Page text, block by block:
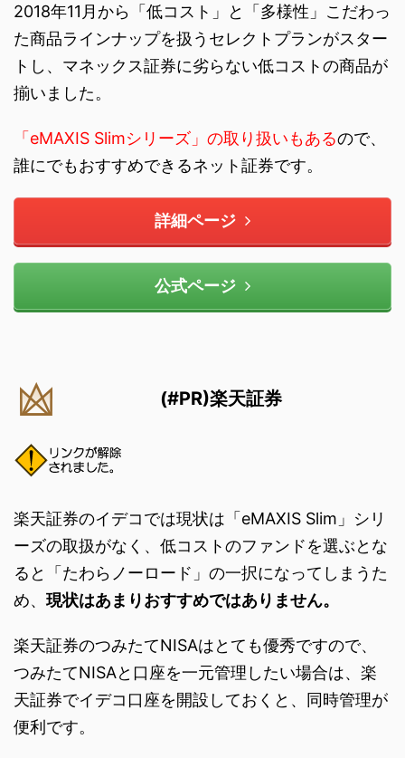
2018年11月から「低コスト」と「多様性」こだわっ
た商品ラインナップを扱うセレクトプランがスター
トし、マネックス証券に劣らない低コストの商品が
揃いました。
「eMAXIS Slimシリーズ」の取り扱いもあるので、
誰にでもおすすめできるネット証券です。
詳細ページ
公式ページ
(#PR)楽天証券
楽天証券のイデコでは現状は「eMAXIS Slim」シリ
ーズの取扱がなく、低コストのファンドを選ぶとな
ると「たわらノーロード」の一択になってしまうた
め、 現状はあまりおすすめではありません。
楽天証券のつみたてNISAはとても優秀ですので、
つみたてNISAと口座を一元管理したい場合は、楽
天証券でイデコ口座を開設しておくと、同時管理が
便利です。